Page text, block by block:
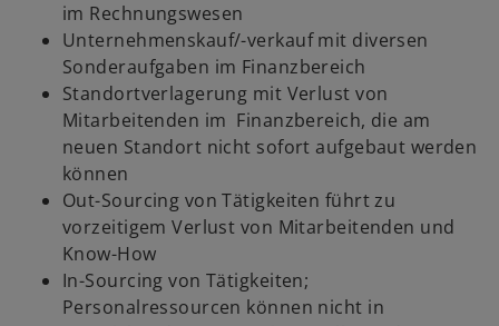
im Rechnungswesen
Unternehmenskauf/-verkauf mit diversen
Sonderaufgaben im Finanzbereich
Standortverlagerung mit Verlust von
Mitarbeitenden im Finanzbereich, die am
neuen Standort nicht sofort aufgebaut werden
können
Out-Sourcing von Tätigkeiten führt zu
vorzeitigem Verlust von Mitarbeitenden und
Know-How
In-Sourcing von Tätigkeiten;
Personalressourcen können nicht in